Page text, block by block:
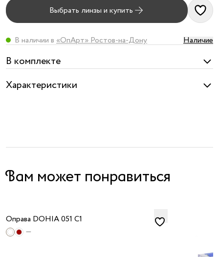
Выбрать линзы и купить
В наличии в «ОпАрт» Ростов-на-Дону Наличие
В комплекте
Характеристики
Вам может понравиться
Оправа DOHIA 051 C1
—